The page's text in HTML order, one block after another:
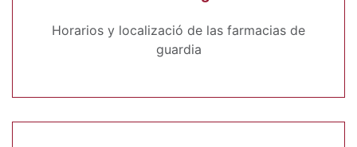
Horarios y localizació de las farmacias de
guardia